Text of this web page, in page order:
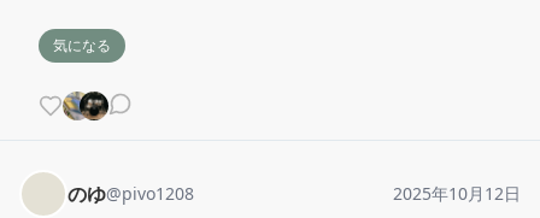
気になる
のゆ@pivo1208 2025年10月12日